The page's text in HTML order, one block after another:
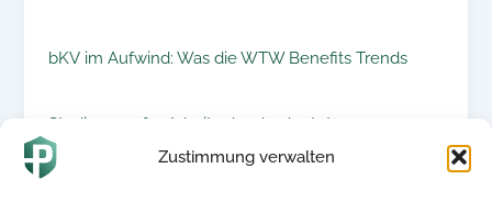
Zustimmung verwalten
bKV im Aufwind: Was die WTW Benefits Trends
Studie 2024 für Arbeitgeber bedeutet